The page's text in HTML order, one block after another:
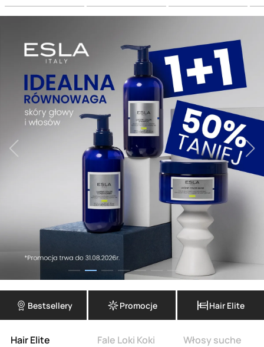
Bestsellery Promocje Hair Elite
Hair Elite Fale Loki Koki Włosy suche